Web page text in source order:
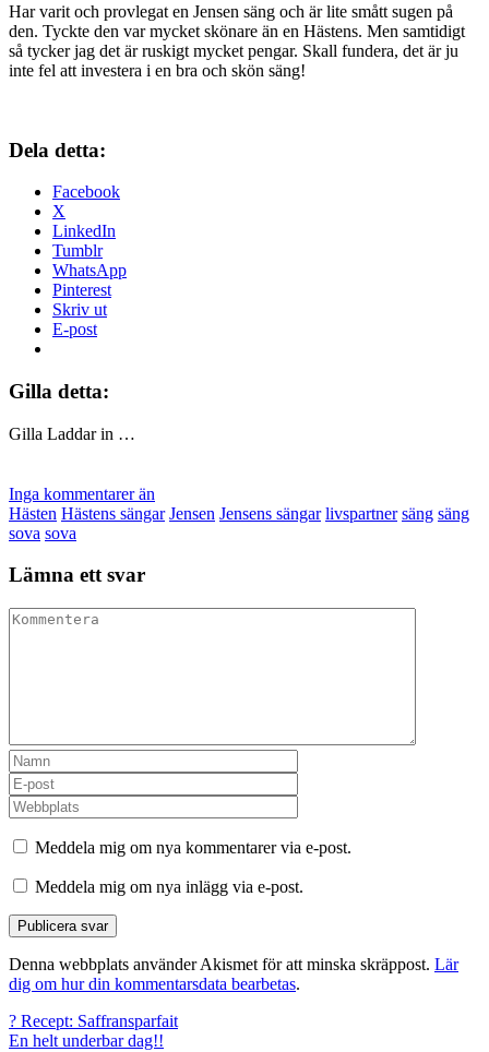
Har varit och provlegat en Jensen säng och är lite smått sugen på
den. Tyckte den var mycket skönare än en Hästens. Men samtidigt
så tycker jag det är ruskigt mycket pengar. Skall fundera, det är ju
inte fel att investera i en bra och skön säng!
Dela detta:
Facebook
X
LinkedIn
Tumblr
WhatsApp
Pinterest
Skriv ut
E-post
Gilla detta:
Gilla Laddar in …
Inga kommentarer än
Hästen Hästens sängar Jensen Jensens sängar livspartner säng säng
sova sova
Lämna ett svar
Meddela mig om nya kommentarer via e-post.
Meddela mig om nya inlägg via e-post.
Denna webbplats använder Akismet för att minska skräppost. Lär
dig om hur din kommentarsdata bearbetas.
Inläggsnavigering
? Recept: Saffransparfait
En helt underbar dag!!